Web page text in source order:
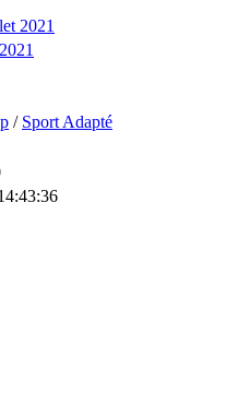
2021
/ Sport Adapté